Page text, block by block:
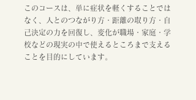
このコースは、単に症状を軽くすることでは
なく、人とのつながり方・距離の取り方・自
己決定の力を回復し、変化が職場・家庭・学
校などの現実の中で使えるところまで支える
ことを目的にしています。